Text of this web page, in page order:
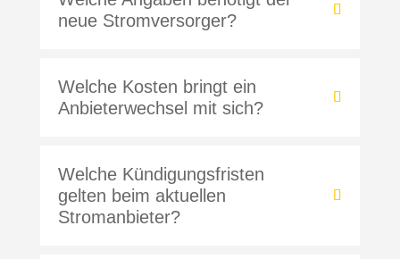
neue Stromversorger?
Welche Kosten bringt ein
Anbieterwechsel mit sich?
Welche Kündigungsfristen
gelten beim aktuellen
Stromanbieter?